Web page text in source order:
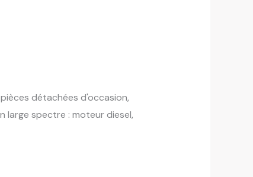
détachées d'occasion,
large spectre : moteur diesel,